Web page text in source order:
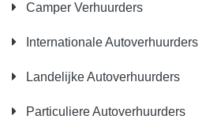
Camper Verhuurders
Internationale Autoverhuurders
Landelijke Autoverhuurders
Particuliere Autoverhuurders